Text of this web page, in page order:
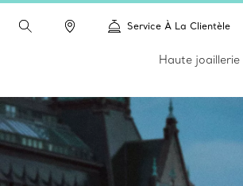
Service À La Clientèle
Haute joaillerie